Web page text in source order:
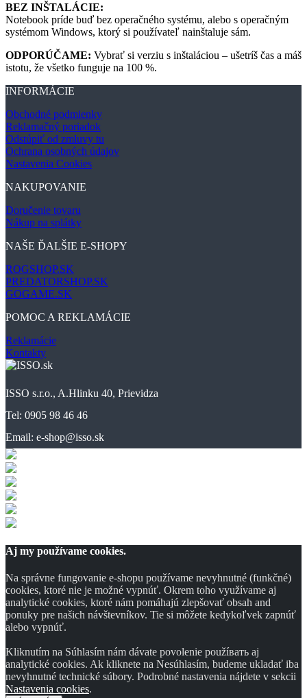
BEZ INŠTALÁCIE:
Notebook príde buď bez operačného systému, alebo s operačným
systémom Windows, ktorý si používateľ nainštaluje sám.
ODPORÚČAME: Vybrať si verziu s inštaláciou – ušetríš čas a máš
istotu, že všetko funguje na 100 %.
INFORMÁCIE
Obchodné podmienky
Reklamačný poriadok
Odstúpiť od zmluvy tu
Ochrana osobných údajov
Nastavenia Cookies
NAKUPOVANIE
Doručenie tovaru
Nákup na splátky
NAŠE ĎALŠIE E-SHOPY
ROGSHOP.SK
PREDATORSHOP.SK
GOGAME.SK
POMOC A REKLAMÁCIE
Reklamácie
Kontakty
ISSO s.r.o., A.Hlinku 40, Prievidza
Tel: 0905 98 46 46
Email: e-shop@isso.sk
Aj my používame cookies.
Na správne fungovanie e-shopu používame nevyhnutné (funkčné)
cookies, ktoré nie je možné vypnúť. Okrem toho využívame aj
analytické cookies, ktoré nám pomáhajú zlepšovať obsah and
ponuky pre našich návštevníkov. Tie si môžete kedykoľvek zapnúť
alebo vypnúť.
Kliknutím na Súhlasím nám dávate povolenie použíвать aj
analytické cookies. Ak kliknete na Nesúhlasím, budeme ukladať iba
nevyhnutné technické súbory. Podrobné nastavenia nájdete v sekcii
Nastavenia cookies.